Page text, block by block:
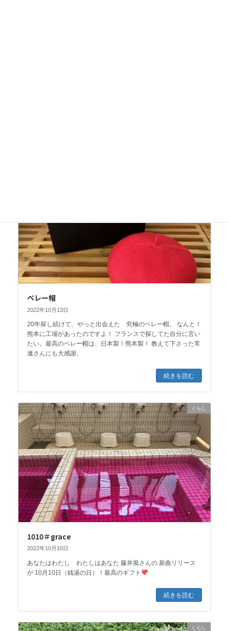
ベレー帽
2022年10月13日
20年探し続けて、やっと出会えた 究極のベレー帽。 なんと！
熊本に工場があったのですよ！ フランスで探してた自分に言い
たい。最高のベレー帽は、日本製！熊本製！ 教えて下さった常
連さんにも大感謝。
続きを読む
くらし
1010＃grace
2022年10月10日
あなたはわたし わたしはあなた 藤井風さんの 新曲リリース
が 10月10日（銭湯の日）！最高のギフト
続きを読む
くらし